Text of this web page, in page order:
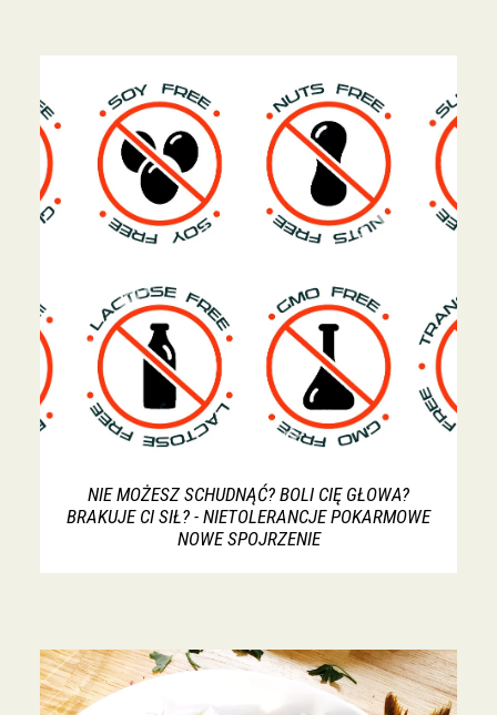
NIE MOŻESZ SCHUDNĄĆ? BOLI CIĘ GŁOWA?
BRAKUJE CI SIŁ? - NIETOLERANCJE POKARMOWE
NOWE SPOJRZENIE